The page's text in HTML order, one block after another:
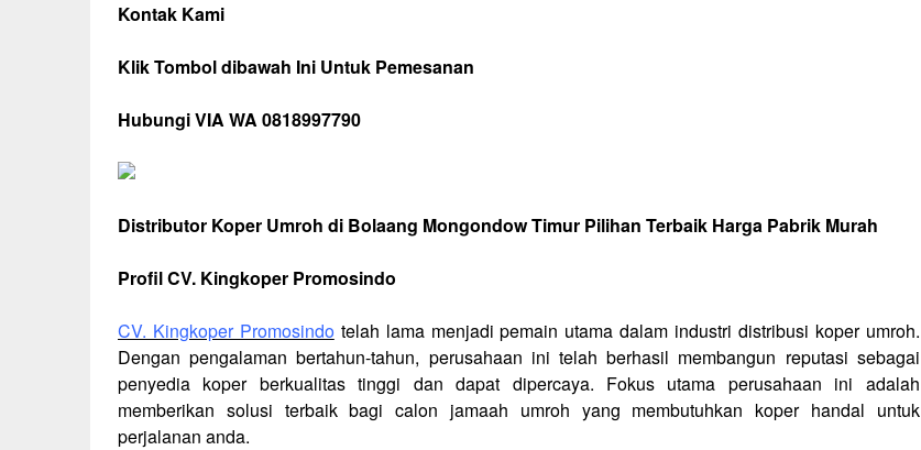
Kontak Kami
Klik Tombol dibawah Ini Untuk Pemesanan
Hubungi VIA WA 0818997790
Distributor Koper Umroh di Bolaang Mongondow Timur Pilihan Terbaik Harga Pabrik Murah
Profil CV. Kingkoper Promosindo
CV. Kingkoper Promosindotelah lama menjadi pemain utama dalam industri distribusi koper umroh.
Dengan pengalaman bertahun-tahun, perusahaan ini telah berhasil membangun reputasi sebagai
penyedia koper berkualitas tinggi dan dapat dipercaya. Fokus utama perusahaan ini adalah
memberikan solusi terbaik bagi calon jamaah umroh yang membutuhkan koper handal untuk
perjalanan anda.